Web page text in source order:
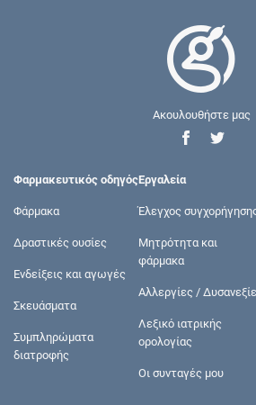
Ακουλουθήστε μας
Φαρμακευτικός οδηγός
Φάρμακα
Δραστικές ουσίες
Ενδείξεις και αγωγές
Σκευάσματα
Συμπληρώματα
διατροφής
Εργαλεία
Έλεγχος
Μητρότητα και
φάρμακα
Αλλεργίες /
Λεξικό ιατρικής
ορολογίας
Οι συνταγές μου